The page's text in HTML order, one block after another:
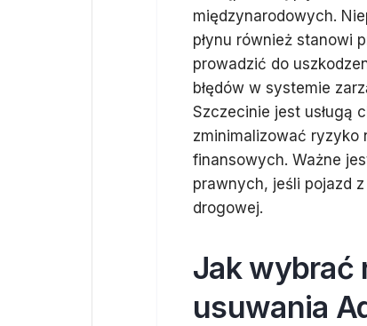
międzynarodowych.
płynu również stanowi
prowadzić do
błędów w systemie
Szczecinie jest usługą
zminimalizować ryzyko
finansowych. Ważne
prawnych, jeśli pojazd
drogowej.
Jak wybrać
usuwania